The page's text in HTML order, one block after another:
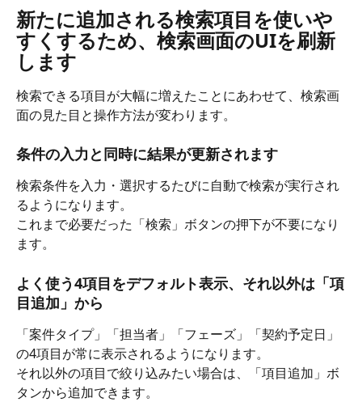
新たに追加される検索項目を使いや
すくするため、検索画面のUIを刷新
します
検索できる項目が大幅に増えたことにあわせて、検索画
面の見た目と操作方法が変わります。
条件の入力と同時に結果が更新されます
検索条件を入力・選択するたびに自動で検索が実行され
るようになります。
これまで必要だった「検索」ボタンの押下が不要になり
ます。
よく使う4項目をデフォルト表示、それ以外は「項
目追加」から
「案件タイプ」「担当者」「フェーズ」「契約予定日」
の4項目が常に表示されるようになります。
それ以外の項目で絞り込みたい場合は、「項目追加」ボ
タンから追加できます。